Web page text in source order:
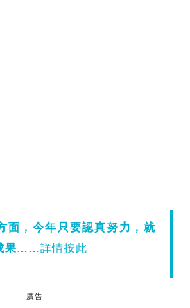
面，今年只要認真努力，就
果……詳情按此
廣告